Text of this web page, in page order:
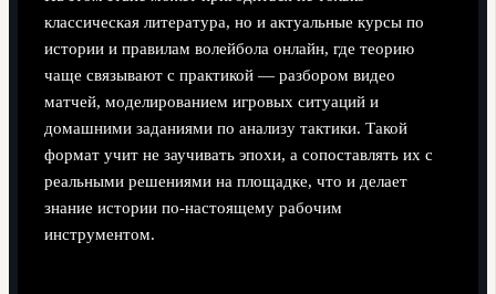
классическая литература, но и актуальные курсы по
истории и правилам волейбола онлайн, где теорию
чаще связывают с практикой — разбором видео
матчей, моделированием игровых ситуаций и
домашними заданиями по анализу тактики. Такой
формат учит не заучивать эпохи, а сопоставлять их с
реальными решениями на площадке, что и делает
знание истории по‑настоящему рабочим
инструментом.